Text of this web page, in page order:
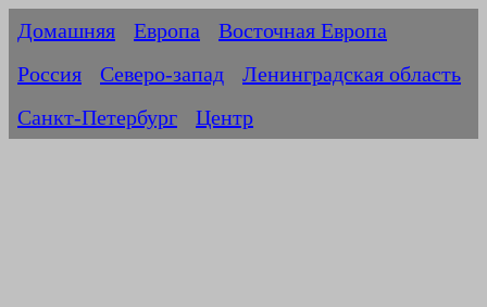
Домашняя Европа
Восточная Европа
Россия
Северо-запад
Ленинградская область
Санкт-Петербург
Центр